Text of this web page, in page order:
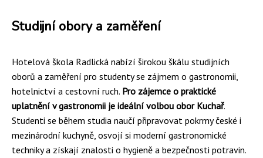
Studijní obory a zaměření
Hotelová škola Radlická nabízí širokou škálu studijních
oborů a zaměření pro studenty se zájmem o gastronomii,
hotelnictví a cestovní ruch. Pro zájemce o praktické
uplatnění v gastronomii je ideální volbou obor Kuchař.
Studenti se během studia naučí připravovat pokrmy české i
mezinárodní kuchyně, osvojí si moderní gastronomické
techniky a získají znalosti o hygieně a bezpečnosti potravin.